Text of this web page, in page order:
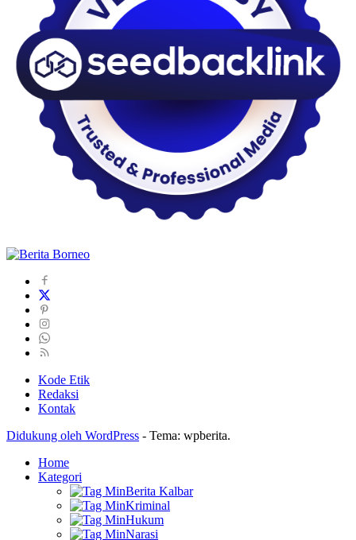
Kode Etik
Redaksi
Kontak
Didukung oleh WordPress - Tema: wpberita.
Home
Kategori
Berita Kalbar
Kriminal
Hukum
Narasi